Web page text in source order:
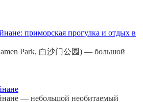
приморская прогулка и отдых в
Park, 白沙门公园) — большой
— небольшой необитаемый